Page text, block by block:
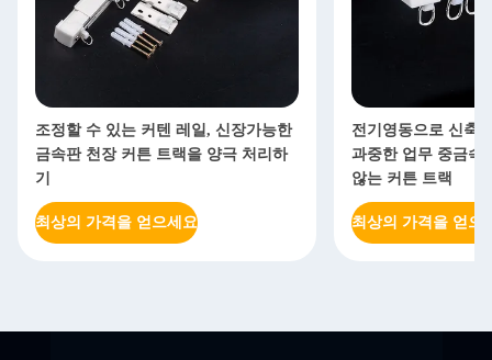
조정할 수 있는 커텐 레일, 신장가능한
금속판 천장 커튼 트랙을 양극 처리하
기
최상의 가격을 얻으세요
전기영동으로 신축
과중한 업무 중금속
않는 커튼 트랙
최상의 가격을 얻으